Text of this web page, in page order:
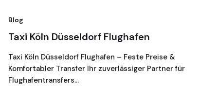
Blog
Taxi Köln Düsseldorf Flughafen
Taxi Köln Düsseldorf Flughafen – Feste Preise &
Komfortabler Transfer Ihr zuverlässiger Partner für
Flughafentransfers…